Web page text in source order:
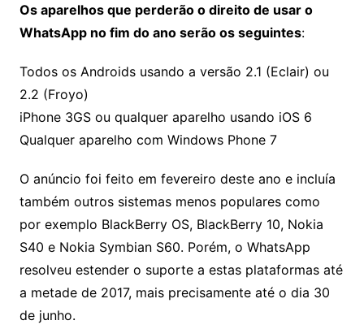
Os aparelhos que perderão o direito de usar o
WhatsApp no fim do ano serão os seguintes:
Todos os Androids usando a versão 2.1 (Eclair) ou
2.2 (Froyo)
iPhone 3GS ou qualquer aparelho usando iOS 6
Qualquer aparelho com Windows Phone 7
O anúncio foi feito em fevereiro deste ano e incluía
também outros sistemas menos populares como
por exemplo BlackBerry OS, BlackBerry 10, Nokia
S40 e Nokia Symbian S60. Porém, o WhatsApp
resolveu estender o suporte a estas plataformas até
a metade de 2017, mais precisamente até o dia 30
de junho.